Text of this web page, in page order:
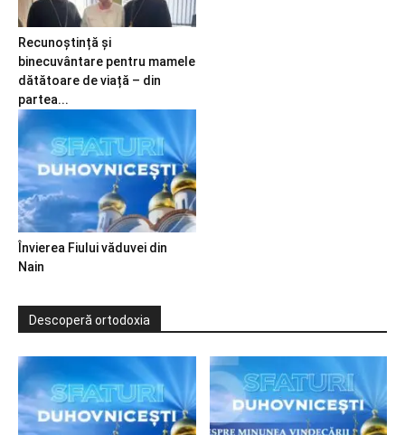
Recunoștință și
binecuvântare pentru mamele
dătătoare de viață – din
partea...
Învierea Fiului văduvei din
Nain
Descoperă ortodoxia